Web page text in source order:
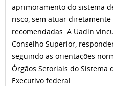
aprimoramento do sistema
risco, sem atuar
recomendadas. A Uadin
Conselho Superior,
seguindo as orientações
Órgãos Setoriais do Sistema
Executivo federal.